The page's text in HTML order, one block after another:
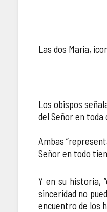
Las dos María,
Los obispos
del Señor en
Ambas
Señor en todo
Y en su historia,
sinceridad no
encuentro de los